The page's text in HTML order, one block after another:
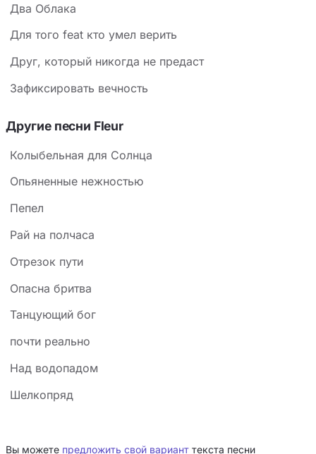
Два Облака
Для того feat кто умел верить
Друг, который никогда не предаст
Зафиксировать вечность
Другие песни Fleur
Колыбельная для Солнца
Опьяненные нежностью
Пепел
Рай на полчаса
Отрезок пути
Опасна бритва
Танцующий бог
почти реально
Над водопадом
Шелкопряд
Вы можете предложить свой вариант текста песни